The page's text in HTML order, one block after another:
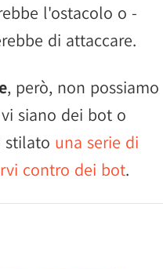
l'ostacolo o -
di attaccare.
, però, non possiamo
siano dei bot o
stilato una serie di
contro dei bot.